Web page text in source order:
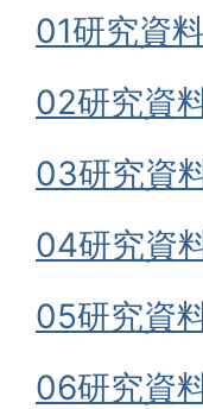
01研究資
02研究資
03研究資
04研究資
05研究資
06研究資